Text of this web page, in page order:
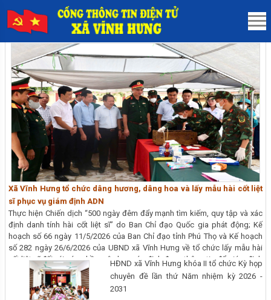
Xã Vĩnh Hưng tổ chức dâng hương, dâng hoa và lấy mẫu hài cốt liệt
sĩ phục vụ giám định ADN
Thực hiện Chiến dịch “500 ngày đêm đẩy mạnh tìm kiếm, quy tập và xác
định danh tính hài cốt liệt sĩ” do Ban Chỉ đạo Quốc gia phát động; Kế
hoạch số 66 ngày 11/5/2026 của Ban Chỉ đạo tỉnh Phú Thọ và Kế hoạch
số 282 ngày 26/6/2026 của UBND xã Vĩnh Hưng về tổ chức lấy mẫu hài
cốt liệt sĩ đối với các phần mộ chưa xác định được thông tin để giám định
ADN, ngày 07/8/2026, Đảng ủy, HĐND, UBND, Ủy ban MTTQ Việt Nam xã
Vĩnh Hưng tổ chức Lễ dâng hương, dâng hoa và triển khai khai quật, lấy
mẫu, bàn giao mẫu, số hóa thông tin phục vụ giám định ADN xác định
HĐND xã Vĩnh Hưng khóa II tổ chức Kỳ họp
chuyên đề lần thứ Năm nhiệm kỳ 2026 -
2031